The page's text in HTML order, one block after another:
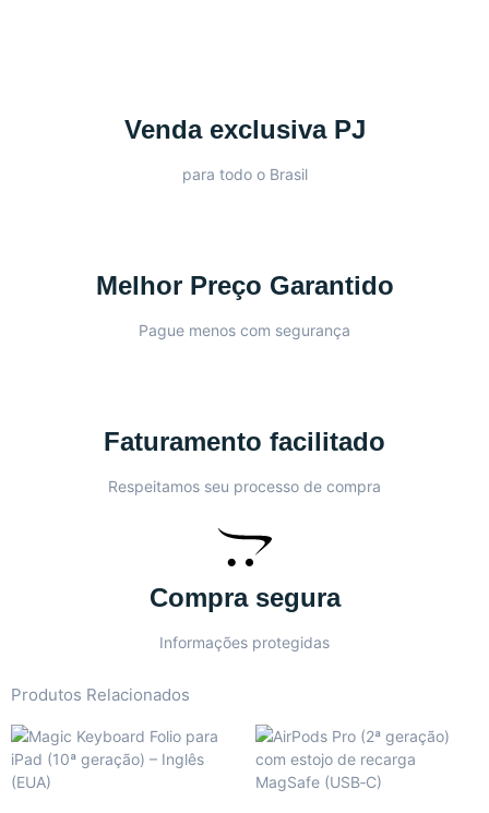
Venda exclusiva PJ
para todo o Brasil
Melhor Preço Garantido
Pague menos com segurança
Faturamento facilitado
Respeitamos seu processo de compra
Compra segura
Informações protegidas
Produtos Relacionados